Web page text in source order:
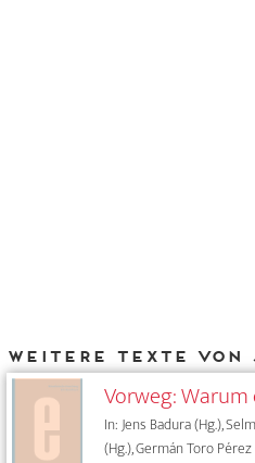
Weitere Texte von
Vorweg:
In: Jens Badura (Hg.),
(Hg.), Germán Toro Pérez